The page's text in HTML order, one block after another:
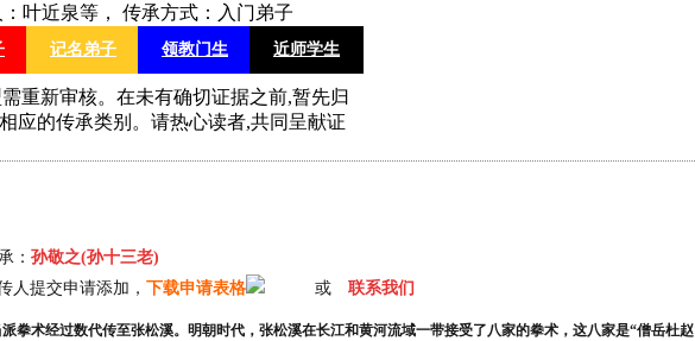
叶近泉等， 传承方式：入门弟子
记名弟子 领教门生 近师学生
重新审核。在未有确切证据之前,暂先归
应的传承类别。请热心读者,共同呈献证
： 孙敬之(孙十三老)
人提交申请添加， 下载申请表格 或 联系我们
拳术经过数代传至张松溪。明朝时代，张松溪在长江和黄河流域一带接受了八家的拳术，这八家是“僧岳杜赵